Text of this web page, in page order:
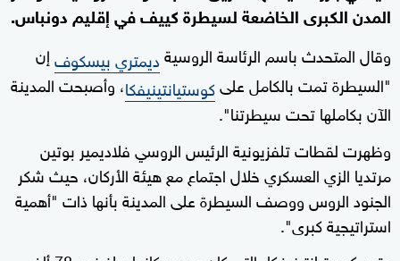
المدن الكبرى الخاضعة لسيطرة كييف في إقليم دونباس.
وقال المتحدث باسم الرئاسة الروسيةديمتري بيسكوفإن
"السيطرة تمت بالكامل علىكوستيانتينيفكا، وأصبحت المدينة
الآن بكاملها تحت سيطرتنا".
وظهرت لقطات تلفزيونية الرئيس الروسي فلاديمير بوتين
مرتديا الزي العسكري خلال اجتماع مع هيئة الأركان، حيث شكر
الجنود الروس ووصف السيطرة على المدينة بأنها ذات "أهمية
استراتيجية كبرى".